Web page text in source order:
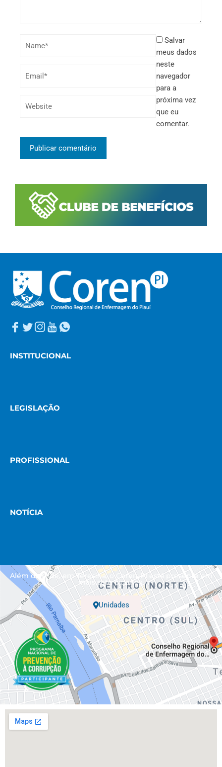
Salvar
meus dados
neste
navegador
para a
próxima vez
que eu
comentar.
INSTITUCIONAL
LEGISLAÇÃO
PROFISSIONAL
NOTÍCIA
Além da sede, em Teresina, o Coren-PI está presente em
mais sete cidades.
Unidades